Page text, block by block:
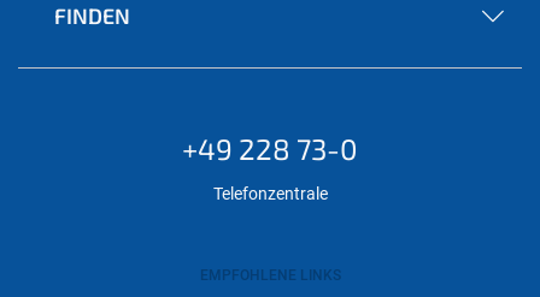
FINDEN
+49 228 73-0
Telefonzentrale
EMPFOHLENE LINKS